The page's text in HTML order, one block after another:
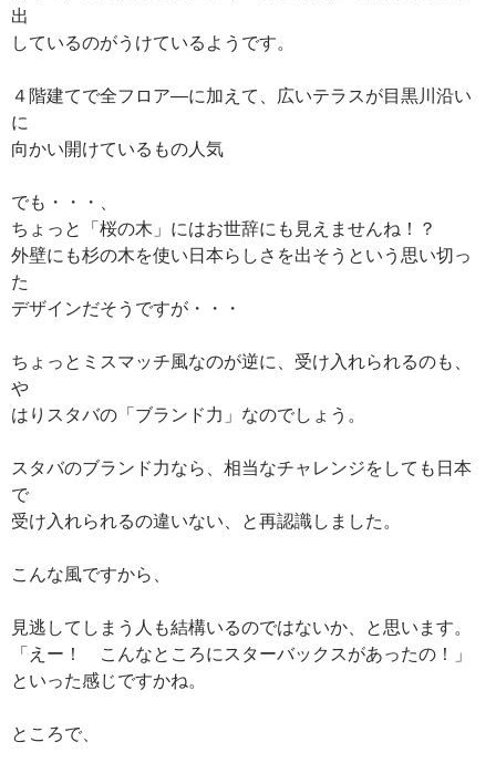
出
しているのがうけているようです。
４階建てで全フロア―に加えて、広いテラスが目黒川沿い
に
向かい開けているもの人気
でも・・・、
ちょっと「桜の木」にはお世辞にも見えませんね！？
外壁にも杉の木を使い日本らしさを出そうという思い切っ
た
デザインだそうですが・・・
ちょっとミスマッチ風なのが逆に、受け入れられるのも、
や
はりスタバの「ブランド力」なのでしょう。
スタバのブランド力なら、相当なチャレンジをしても日本
で
受け入れられるの違いない、と再認識しました。
こんな風ですから、
見逃してしまう人も結構いるのではないか、と思います。
「えー！ こんなところにスターバックスがあったの！」
といった感じですかね。
ところで、